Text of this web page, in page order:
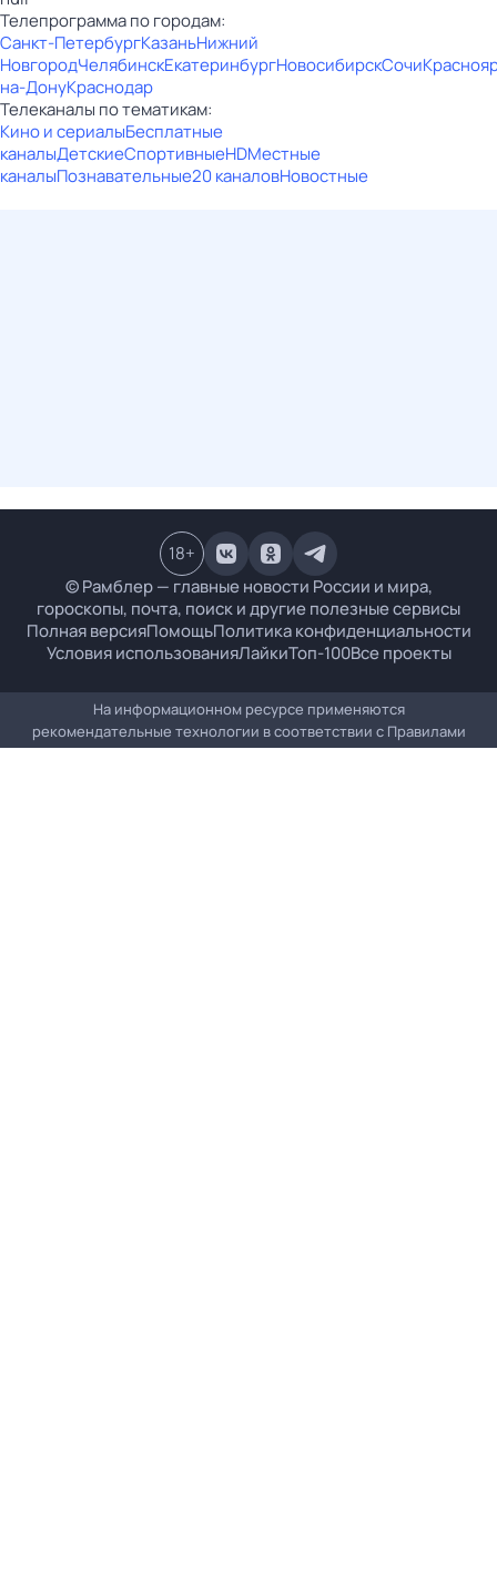
Телепрограмма по городам:
Санкт-ПетербургКазаньНижний
НовгородЧелябинскЕкатеринбургНовосибирскСочи
на-ДонуКраснодар
Телеканалы по тематикам:
Кино и сериалыБесплатные
каналыДетскиеСпортивныеHDМестные
каналыПознавательные20 каналовНовостные
© Рамблер — главные новости России и мира,
гороскопы, почта, поиск и другие полезные сервисы
Полная версияПомощьПолитика конфиденциальности
Условия использованияЛайкиТоп-100Все проекты
18+
На информационном ресурсе применяются
рекомендательные технологии в соответствии с Правилами